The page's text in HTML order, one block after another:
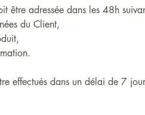
être adressée dans les 48h
du Client,
effectués dans un délai de 7